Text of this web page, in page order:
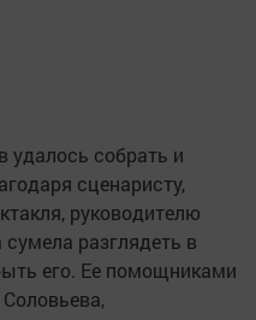
удалось собрать и
сценаристу,
руководителю
разглядеть в
его. Ее помощниками